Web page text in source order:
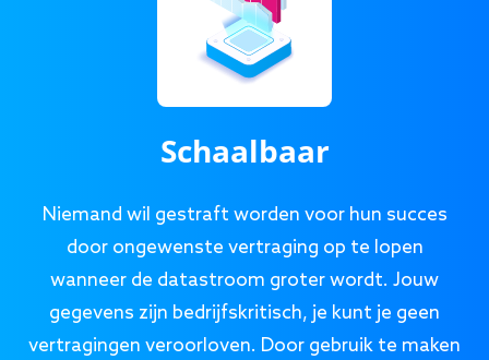
Schaalbaar
Niemand wil gestraft worden voor hun succes
door ongewenste vertraging op te lopen
wanneer de datastroom groter wordt. Jouw
gegevens zijn bedrijfskritisch, je kunt je geen
vertragingen veroorloven. Door gebruik te maken